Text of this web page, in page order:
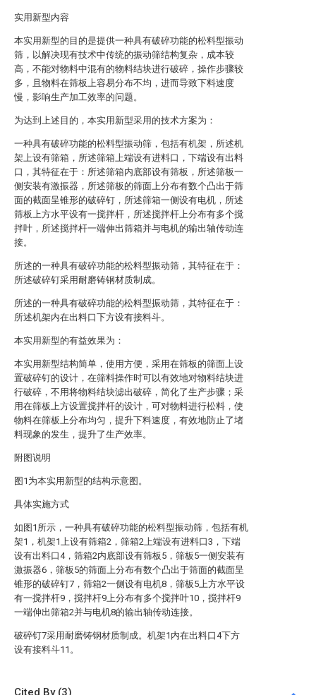
实用新型内容
本实用新型的目的是提供一种具有破碎功能的松料型振动
筛，以解决现有技术中传统的振动筛结构复杂，成本较
高，不能对物料中混有的物料结块进行破碎，操作步骤较
多，且物料在筛板上容易分布不均，进而导致下料速度
慢，影响生产加工效率的问题。
为达到上述目的，本实用新型采用的技术方案为：
一种具有破碎功能的松料型振动筛，包括有机架，所述机
架上设有筛箱，所述筛箱上端设有进料口，下端设有出料
口，其特征在于：所述筛箱内底部设有筛板，所述筛板一
侧安装有激振器，所述筛板的筛面上分布有数个凸出于筛
面的截面呈锥形的破碎钉，所述筛箱一侧设有电机，所述
筛板上方水平设有一搅拌杆，所述搅拌杆上分布有多个搅
拌叶，所述搅拌杆一端伸出筛箱并与电机的输出轴传动连
接。
所述的一种具有破碎功能的松料型振动筛，其特征在于：
所述破碎钉采用耐磨铸钢材质制成。
所述的一种具有破碎功能的松料型振动筛，其特征在于：
所述机架内在出料口下方设有接料斗。
本实用新型的有益效果为：
本实用新型结构简单，使用方便，采用在筛板的筛面上设
置破碎钉的设计，在筛料操作时可以有效地对物料结块进
行破碎，不用将物料结块滤出破碎，简化了生产步骤；采
用在筛板上方设置搅拌杆的设计，可对物料进行松料，使
物料在筛板上分布均匀，提升下料速度，有效地防止了堵
料现象的发生，提升了生产效率。
附图说明
图1为本实用新型的结构示意图。
具体实施方式
如图1所示，一种具有破碎功能的松料型振动筛，包括有机
架1，机架1上设有筛箱2，筛箱2上端设有进料口3，下端
设有出料口4，筛箱2内底部设有筛板5，筛板5一侧安装有
激振器6，筛板5的筛面上分布有数个凸出于筛面的截面呈
锥形的破碎钉7，筛箱2一侧设有电机8，筛板5上方水平设
有一搅拌杆9，搅拌杆9上分布有多个搅拌叶10，搅拌杆9
一端伸出筛箱2并与电机8的输出轴传动连接。
破碎钉7采用耐磨铸钢材质制成。机架1内在出料口4下方
设有接料斗11。
Cited By (3)